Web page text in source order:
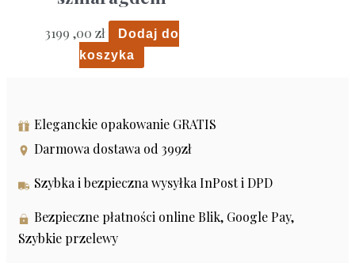
3199 ,00 zł
Dodaj do
koszyka
Eleganckie opakowanie GRATIS
Darmowa dostawa od 399zł
Szybka i bezpieczna wysyłka InPost i DPD
Bezpieczne płatności online Blik, Google Pay,
Szybkie przelewy